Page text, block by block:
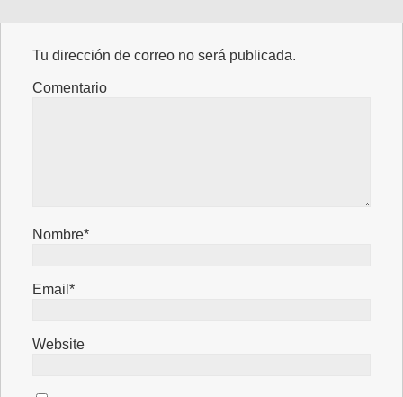
Tu dirección de correo no será publicada.
Comentario
Nombre*
Email*
Website